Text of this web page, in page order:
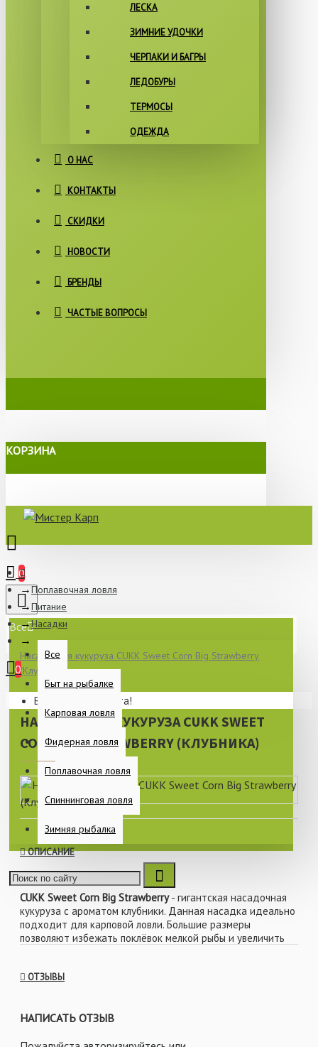
ЛЕСКА
ЗИМНИЕ УДОЧКИ
ЧЕРПАКИ И БАГРЫ
ЛЕДОБУРЫ
ТЕРМОСЫ
ОДЕЖДА
О НАС
КОНТАКТЫ
СКИДКИ
НОВОСТИ
БРЕНДЫ
ЧАСТЫЕ ВОПРОСЫ
КОРЗИНА
0
Все
Все
Быт на рыбалке
Карповая ловля
Фидерная ловля
Поплавочная ловля
Спиннинговая ловля
Зимняя рыбалка
0
Ваша корзина пуста!
Поплавочная ловля
Питание
Насадки
Насадочная кукуруза CUKK Sweet Corn Big Strawberry
(Клубника)
НАСАДОЧНАЯ КУКУРУЗА CUKK SWEET
CORN BIG STRAWBERRY (КЛУБНИКА)
ОПИСАНИЕ
CUKK Sweet Corn Big Strawberry- гигантская насадочная
кукуруза с ароматом клубники. Данная насадка идеально
подходит для карповой ловли. Большие размеры
позволяют избежать поклёвок мелкой рыбы и увеличить
неповторимой структурой, большому сроку годности,
CUKK - легендарный бренд, специализирующийся на
ОТЗЫВЫ
НАПИСАТЬ ОТЗЫВ